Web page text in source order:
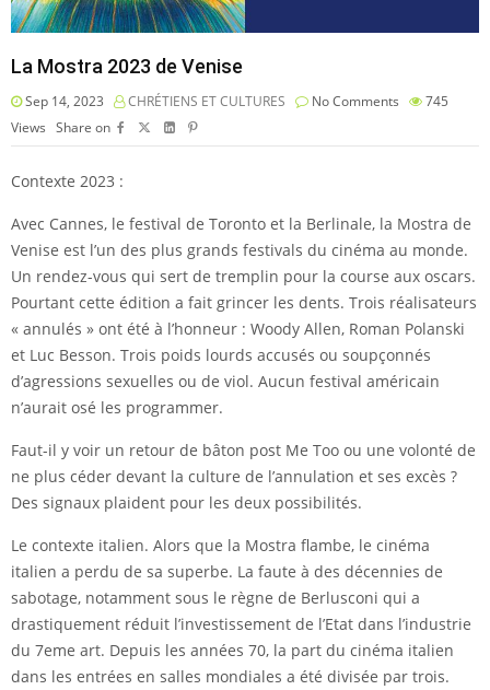
La Mostra 2023 de Venise
Sep 14, 2023 CHRÉTIENS ET CULTURES No Comments
745
Views Share on
Contexte 2023 :
Avec Cannes, le festival de Toronto et la Berlinale, la Mostra de
Venise est l’un des plus grands festivals du cinéma au monde.
Un rendez-vous qui sert de tremplin pour la course aux oscars.
Pourtant cette édition a fait grincer les dents. Trois réalisateurs
« annulés » ont été à l’honneur : Woody Allen, Roman Polanski
et Luc Besson. Trois poids lourds accusés ou soupçonnés
d’agressions sexuelles ou de viol. Aucun festival américain
n’aurait osé les programmer.
Faut-il y voir un retour de bâton post Me Too ou une volonté de
ne plus céder devant la culture de l’annulation et ses excès ?
Des signaux plaident pour les deux possibilités.
Le contexte italien. Alors que la Mostra flambe, le cinéma
italien a perdu de sa superbe. La faute à des décennies de
sabotage, notamment sous le règne de Berlusconi qui a
drastiquement réduit l’investissement de l’Etat dans l’industrie
du 7eme art. Depuis les années 70, la part du cinéma italien
dans les entrées en salles mondiales a été divisée par trois.